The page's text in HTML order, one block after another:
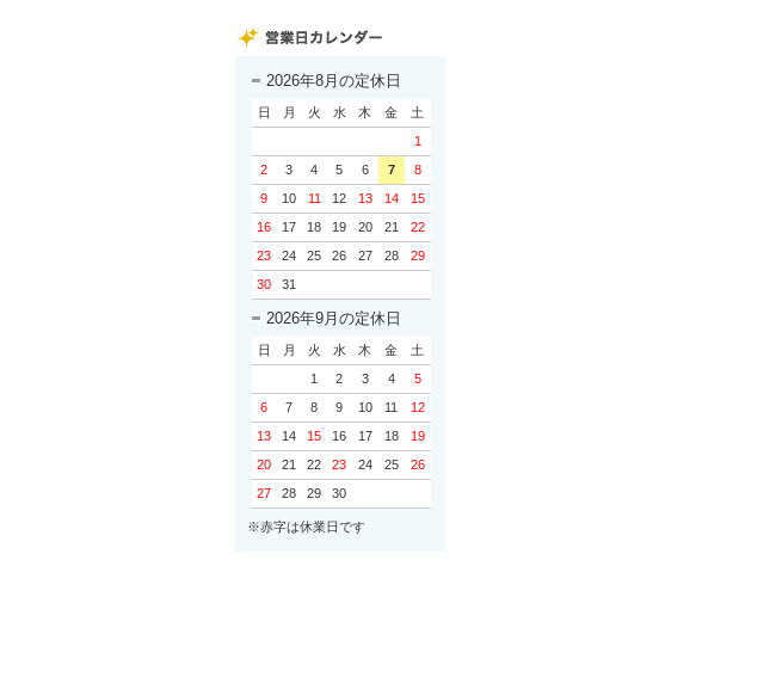
2026年8月の定休日
日 月 火 水 木 金
土
1
2
3 4 5 6 7
8
9
10 11 12 13 14
15
16
17 18 19 20 21
22
23
24 25 26 27 28
29
30
31
2026年9月の定休日
日 月 火 水 木 金
土
1
2 3 4
5
6
7 8 9 10 11
12
13
14 15 16 17 18
19
20
21 22 23 24 25
26
27
28 29 30
※赤字は休業日です